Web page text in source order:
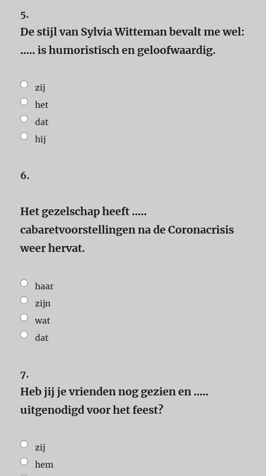
5.
De stijl van Sylvia Witteman bevalt me wel:
..... is humoristisch en geloofwaardig.
zij
het
dat
hij
6.
Het gezelschap heeft .....
cabaretvoorstellingen na de Coronacrisis
weer hervat.
haar
zijn
wat
dat
7.
Heb jij je vrienden nog gezien en .....
uitgenodigd voor het feest?
zij
hem